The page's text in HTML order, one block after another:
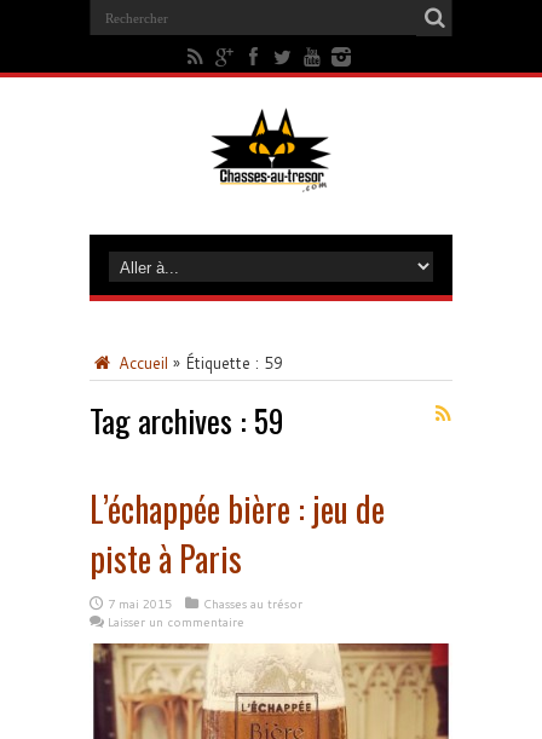
Accueil » Étiquette : 59
Tag archives : 59
L’échappée bière : jeu de
piste à Paris
7 mai 2015
Chasses au trésor
Laisser un commentaire